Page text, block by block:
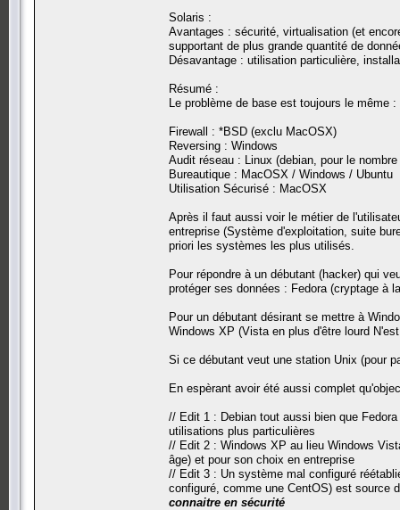
Solaris :
Avantages : sécurité, virtualisation (et
supportant de plus grande quantité de
Désavantage : utilisation particulière,
Résumé :
Le problème de base est toujours le
Firewall : *BSD (exclu MacOSX)
Reversing : Windows
Audit réseau : Linux (debian, pour le
Bureautique : MacOSX / Windows / Ubuntu
Utilisation Sécurisé : MacOSX
Après il faut aussi voir le métier de
entreprise (Système d'exploitation, suite
priori les systèmes les plus utilisés.
Pour répondre à un débutant (hacker) qui
protéger ses données : Fedora (cryptage à
Pour un débutant désirant se mettre à
Windows XP (Vista en plus d'être lourd
Si ce débutant veut une station Unix (pour
En espèrant avoir été aussi complet
// Edit 1 : Debian tout aussi bien que
utilisations plus particulières
// Edit 2 : Windows XP au lieu Windows
âge) et pour son choix en entreprise
// Edit 3 : Un système mal configuré
configuré, comme une CentOS) est
connaitre en sécurité